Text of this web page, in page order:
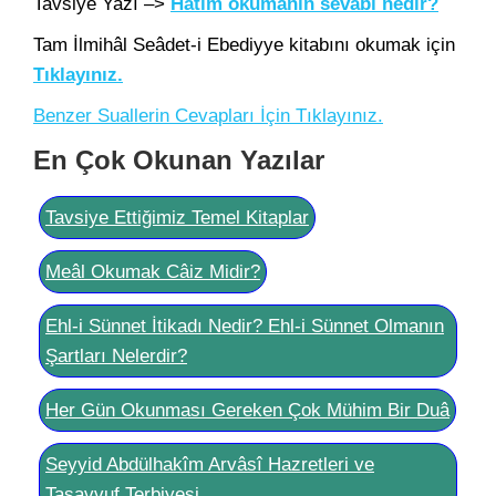
Tam İlmihâl Seâdet-i Ebediyye kitabını okumak için
Tıklayınız.
Benzer Suallerin Cevapları İçin Tıklayınız.
En Çok Okunan Yazılar
Tavsiye Ettiğimiz Temel Kitaplar
Meâl Okumak Câiz Midir?
Ehl-i Sünnet İtikadı Nedir? Ehl-i Sünnet Olmanın
Şartları Nelerdir?
Her Gün Okunması Gereken Çok Mühim Bir Duâ
Seyyid Abdülhakîm Arvâsî Hazretleri ve